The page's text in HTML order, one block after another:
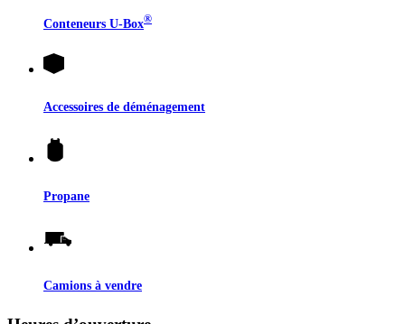
Conteneurs U-Box®
Accessoires de déménagement
Propane
Camions à vendre